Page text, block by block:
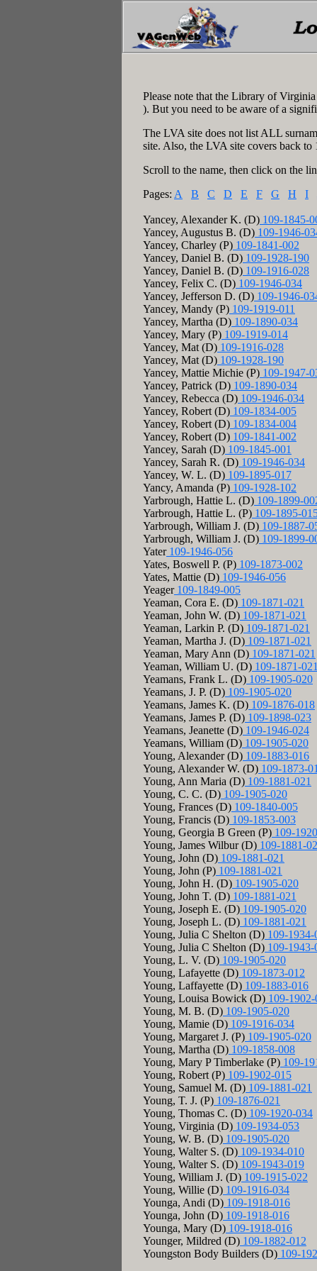
Please note that the Library of
). But you need to be aware of a
The LVA site does not list ALL
site. Also, the LVA site covers back
Scroll to the name, then click on the
Pages: A B C D E F G H I
Yancey, Alexander K. (D) 109-1845-
Yancey, Augustus B. (D) 109-1946-
Yancey, Charley (P) 109-1841-002
Yancey, Daniel B. (D) 109-1928-190
Yancey, Daniel B. (D) 109-1916-028
Yancey, Felix C. (D) 109-1946-034
Yancey, Jefferson D. (D) 109-1946-
Yancey, Mandy (P) 109-1919-011
Yancey, Martha (D) 109-1890-034
Yancey, Mary (P) 109-1919-014
Yancey, Mat (D) 109-1916-028
Yancey, Mat (D) 109-1928-190
Yancey, Mattie Michie (P) 109-1947-
Yancey, Patrick (D) 109-1890-034
Yancey, Rebecca (D) 109-1946-034
Yancey, Robert (D) 109-1834-005
Yancey, Robert (D) 109-1834-004
Yancey, Robert (D) 109-1841-002
Yancey, Sarah (D) 109-1845-001
Yancey, Sarah R. (D) 109-1946-034
Yancey, W. L. (D) 109-1895-017
Yancy, Amanda (P) 109-1928-102
Yarbrough, Hattie L. (D) 109-1899-
Yarbrough, Hattie L. (P) 109-1895-
Yarbrough, William J. (D) 109-1887-
Yarbrough, William J. (D) 109-1899-
Yater109-1946-056
Yates, Boswell P. (P) 109-1873-002
Yates, Mattie (D) 109-1946-056
Yeager109-1849-005
Yeaman, Cora E. (D) 109-1871-021
Yeaman, John W. (D) 109-1871-021
Yeaman, Larkin P. (D) 109-1871-021
Yeaman, Martha J. (D) 109-1871-021
Yeaman, Mary Ann (D) 109-1871-021
Yeaman, William U. (D) 109-1871-021
Yeamans, Frank L. (D) 109-1905-020
Yeamans, J. P. (D) 109-1905-020
Yeamans, James K. (D) 109-1876-018
Yeamans, James P. (D) 109-1898-023
Yeamans, Jeanette (D) 109-1946-024
Yeamans, William (D) 109-1905-020
Young, Alexander (D) 109-1883-016
Young, Alexander W. (D) 109-1873-
Young, Ann Maria (D) 109-1881-021
Young, C. C. (D) 109-1905-020
Young, Frances (D) 109-1840-005
Young, Francis (D) 109-1853-003
Young, Georgia B Green (P) 109-
Young, James Wilbur (D) 109-1881-
Young, John (D) 109-1881-021
Young, John (P) 109-1881-021
Young, John H. (D) 109-1905-020
Young, John T. (D) 109-1881-021
Young, Joseph E. (D) 109-1905-020
Young, Joseph L. (D) 109-1881-021
Young, Julia C Shelton (D) 109-1934-
Young, Julia C Shelton (D) 109-1943-
Young, L. V. (D) 109-1905-020
Young, Lafayette (D) 109-1873-012
Young, Laffayette (D) 109-1883-016
Young, Louisa Bowick (D) 109-
Young, M. B. (D) 109-1905-020
Young, Mamie (D) 109-1916-034
Young, Margaret J. (P) 109-1905-020
Young, Martha (D) 109-1858-008
Young, Mary P Timberlake (P) 109-
Young, Robert (P) 109-1902-015
Young, Samuel M. (D) 109-1881-021
Young, T. J. (P) 109-1876-021
Young, Thomas C. (D) 109-1920-034
Young, Virginia (D) 109-1934-053
Young, W. B. (D) 109-1905-020
Young, Walter S. (D) 109-1934-010
Young, Walter S. (D) 109-1943-019
Young, William J. (D) 109-1915-022
Young, Willie (D) 109-1916-034
Younga, Andi (D) 109-1918-016
Younga, John (D) 109-1918-016
Younga, Mary (D) 109-1918-016
Younger, Mildred (D) 109-1882-012
Youngston Body Builders (D) 109-